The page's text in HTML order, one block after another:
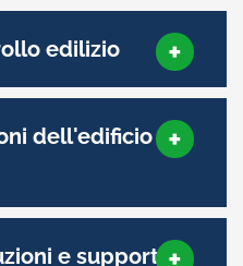
edilizio
dell'edificio e
e supporto